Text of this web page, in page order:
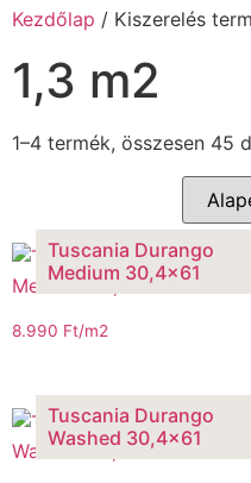
Kezdőlap / Kiszerelés
1,3 m2
1–4 termék, összesen 45
Tuscania Durango
Medium 30,4×61
8.990 Ft/m2
Tuscania Durango
Washed 30,4×61